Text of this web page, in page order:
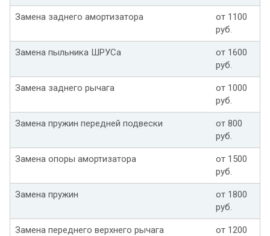
Замена заднего амортизатора
от 1100
руб.
Замена пыльника ШРУСа
от 1600
руб.
Замена заднего рычага
от 1000
руб.
Замена пружин передней подвески
от 800
руб.
Замена опоры амортизатора
от 1500
руб.
Замена пружин
от 1800
руб.
Замена переднего верхнего рычага
от 1200